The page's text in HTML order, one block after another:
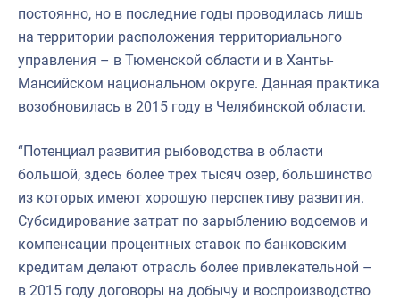
постоянно, но в последние годы проводилась лишь
на территории расположения территориального
управления – в Тюменской области и в Ханты-
Мансийском национальном округе. Данная практика
возобновилась в 2015 году в Челябинской области.
“Потенциал развития рыбоводства в области
большой, здесь более трех тысяч озер, большинство
из которых имеют хорошую перспективу развития.
Субсидирование затрат по зарыблению водоемов и
компенсации процентных ставок по банковским
кредитам делают отрасль более привлекательной –
в 2015 году договоры на добычу и воспроизводство